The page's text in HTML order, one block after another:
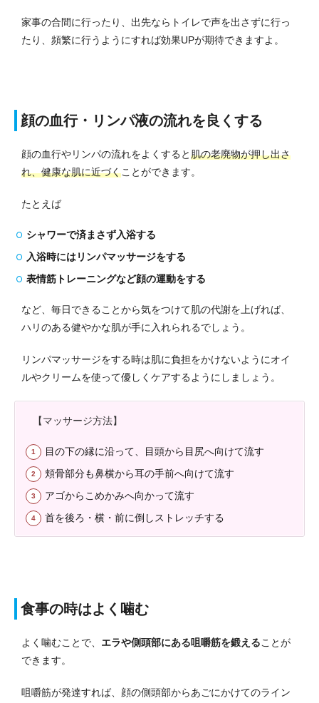
家事の合間に行ったり、出先ならトイレで声を出さずに行っ
たり、頻繁に行うようにすれば効果UPが期待できますよ。
顔の血行・リンパ液の流れを良くする
顔の血行やリンパの流れをよくすると肌の老廃物が押し出さ
れ、健康な肌に近づくことができます。
たとえば
シャワーで済まさず入浴する
入浴時にはリンパマッサージをする
表情筋トレーニングなど顔の運動をする
など、毎日できることから気をつけて肌の代謝を上げれば、
ハリのある健やかな肌が手に入れられるでしょう。
リンパマッサージをする時は肌に負担をかけないようにオイ
ルやクリームを使って優しくケアするようにしましょう。
【マッサージ方法】
目の下の縁に沿って、目頭から目尻へ向けて流す
頬骨部分も鼻横から耳の手前へ向けて流す
アゴからこめかみへ向かって流す
首を後ろ・横・前に倒しストレッチする
食事の時はよく噛む
よく噛むことで、 エラや側頭部にある咀嚼筋を鍛えることが
できます。
咀嚼筋が発達すれば、顔の側頭部からあごにかけてのライン